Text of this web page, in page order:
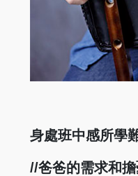
身處班中感所學
//爸爸的需求和